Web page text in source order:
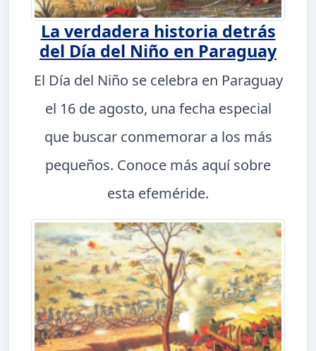
La verdadera historia detrás
del Día del Niño en Paraguay
El Día del Niño se celebra en Paraguay
el 16 de agosto, una fecha especial
que buscar conmemorar a los más
pequeños. Conoce más aquí sobre
esta efeméride.